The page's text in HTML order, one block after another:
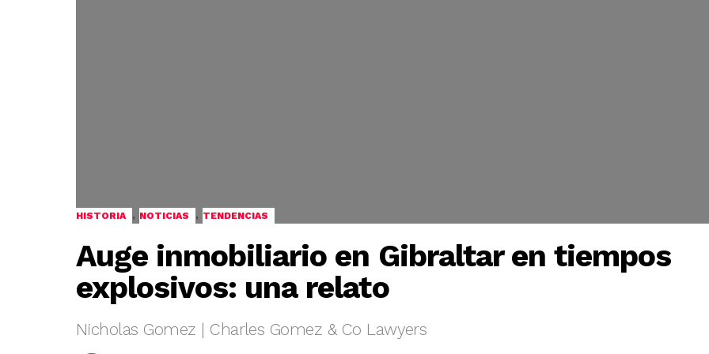
HISTORIA , NOTICIAS , TENDENCIAS
Auge inmobiliario en Gibraltar en tiempos
explosivos: una relato
Nicholas Gomez | Charles Gomez & Co Lawyers